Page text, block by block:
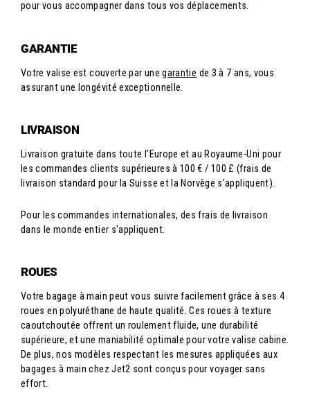
pour vous accompagner dans tous vos déplacements.
GARANTIE
Votre valise est couverte par unegarantie de 3 à 7 ans, vous
assurant une longévité exceptionnelle.
LIVRAISON
Livraison gratuite dans toute l'Europe et au Royaume-Uni pour
les commandes clients supérieures à 100 € / 100 £ (frais de
livraison standard pour la Suisse et la Norvège s'appliquent).
Pour les commandes internationales, des frais de livraison
dans le monde entier s'appliquent.
ROUES
Votre bagage à main peut vous suivre facilement grâce à ses 4
roues en polyuréthane de haute qualité. Ces roues à texture
caoutchoutée offrent un roulement fluide, une durabilité
supérieure, et une maniabilité optimale pour votre valise cabine.
De plus, nos modèles respectant les mesures appliquées aux
bagages à main chez Jet2 sont conçus pour voyager sans
effort.